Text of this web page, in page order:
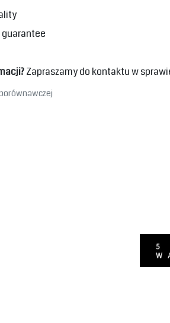
Zapraszamy do kontaktu w